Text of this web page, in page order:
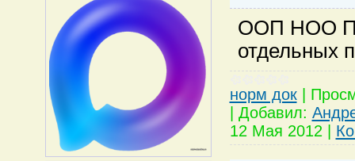
ООП НОО
отдельных
норм док|
Добавил:
12 Мая 2012